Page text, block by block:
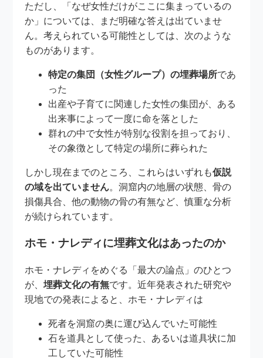
ただし、「なぜ女性だけがここに集まっているの
か」については、まだ明確な答えは出ていませ
ん。考えられている可能性としては、次のような
ものがあります。
特定の集団（女性グループ）の埋葬場所であ
った
出産や子育てに関連した女性の集団が、ある
出来事によって一度に命を落とした
群れの中で女性が特別な役割を担っており、
その象徴として特定の場所に葬られた
しかし現在までのところ、これらはいずれも仮説
の域を出ていません。洞窟内の地層の状態、骨の
損傷具合、他の動物の骨の有無など、慎重な分析
が続けられています。
ホモ・ナレディに埋葬文化はあったのか
ホモ・ナレディをめぐる「最大の論点」のひとつ
が、埋葬文化の有無です。近年発表された研究や
現地での発表によると、ホモ・ナレディは
死者を洞窟の奥に運び込んでいた可能性
石を道具として使った、あるいは道具状に加
工していた可能性